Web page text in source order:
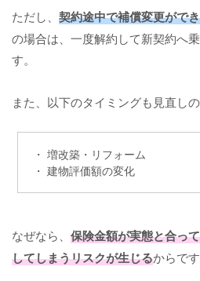
ただし、 契約途中で補償変更がで
の場合は、一度解約して新契約へ
す。
また、以下のタイミングも見直し
・ 増改築・リフォーム
・ 建物評価額の変化
なぜなら、 保険金額が実態と合っ
してしまうリスクが生じるからです